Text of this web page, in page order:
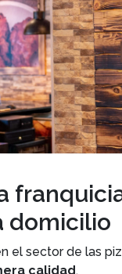
domicilio
el sector de las
calidad.